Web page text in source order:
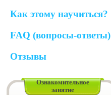
Как этому научиться?
FAQ (вопросы-ответы)
Отзывы
Ознакомительное
занятие